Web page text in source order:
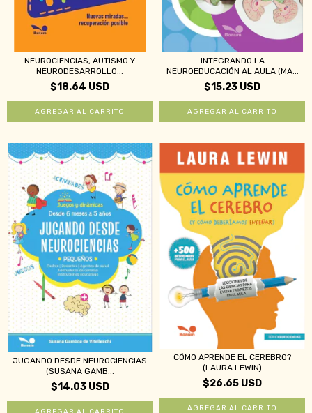
NEUROCIENCIAS, AUTISMO Y
NEURODESARROLLO...
$18.64 USD
INTEGRANDO LA
NEUROEDUCACIÓN AL AULA (MA...
$15.23 USD
JUGANDO DESDE NEUROCIENCIAS
(SUSANA GAMB...
$14.03 USD
CÓMO APRENDE EL CEREBRO?
(LAURA LEWIN)
$26.65 USD